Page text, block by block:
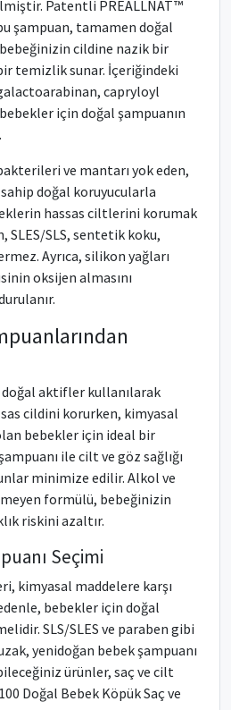
Patentli PREALLNAT™
şampuan, tamamen doğal
cildine nazik bir
temizlik sunar. İçeriğindeki
capryloyl
için doğal şampuanın
ve mantarı yok eden,
doğal koruyucularla
hassas ciltlerini korumak
SLES/SLS, sentetik koku,
Ayrıca, silikon yağları
oksijen almasını
doğal aktifler kullanılarak
cildini korurken, kimyasal
bebekler için ideal bir
ile cilt ve göz sağlığı
minimize edilir. Alkol ve
formülü, bebeğinizin
riskini azaltır.
Seçimi
kimyasal maddelere karşı
bebekler için doğal
SLS/SLES ve paraben gibi
yenidoğan bebek şampuanı
ürünler, saç ve cilt
Doğal Bebek Köpük Saç ve